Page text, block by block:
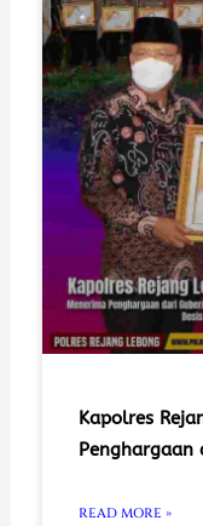
Kapolres
Penghargaan
READ MORE »